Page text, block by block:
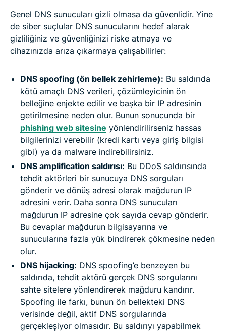
Genel DNS sunucuları gizli olmasa da güvenlidir. Yine
de siber suçlular DNS sunucularını hedef alarak
gizliliğiniz ve güvenliğinizi riske atmaya ve
cihazınızda arıza çıkarmaya çalışabilirler:
DNS spoofing (ön bellek zehirleme): Bu saldırıda
kötü amaçlı DNS verileri, çözümleyicinin ön
belleğine enjekte edilir ve başka bir IP adresinin
getirilmesine neden olur. Bunun sonucunda bir
phishing web sitesine yönlendirilirseniz hassas
bilgilerinizi verebilir (kredi kartı veya giriş bilgisi
gibi) ya da malware indirebilirsiniz.
DNS amplification saldırısı: Bu DDoS saldırısında
tehdit aktörleri bir sunucuya DNS sorguları
gönderir ve dönüş adresi olarak mağdurun IP
adresini verir. Daha sonra DNS sunucuları
mağdurun IP adresine çok sayıda cevap gönderir.
Bu cevaplar mağdurun bilgisayarına ve
sunucularına fazla yük bindirerek çökmesine neden
olur.
DNS hijacking: DNS spoofing’e benzeyen bu
saldırıda, tehdit aktörü gerçek DNS sorgularını
sahte sitelere yönlendirerek mağduru kandırır.
Spoofing ile farkı, bunun ön bellekteki DNS
verisinde değil, aktif DNS sorgularında
gerçekleşiyor olmasıdır. Bu saldırıyı yapabilmek